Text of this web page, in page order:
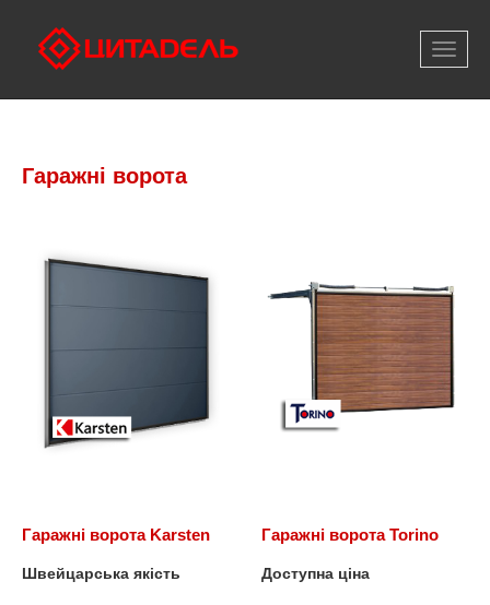
меню
Гаражні ворота
Гаражні ворота Karsten
Швейцарська якість
Гаражні ворота Torino
Доступна ціна